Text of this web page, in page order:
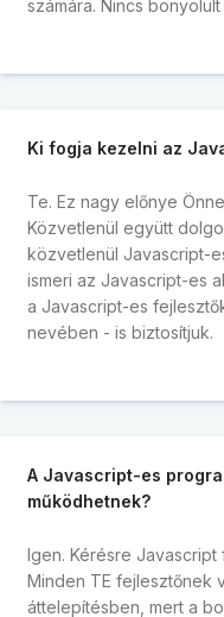
számára. Nincs
Ki fogja kezelni az
Te. Ez nagy előnye
Közvetlenül együtt
közvetlenül Javascript-
ismeri az Javascript-es
a Javascript-es
nevében - is biztosítjuk.
A Javascript-es
működhetnek?
Igen. Kérésre
Minden TE fejlesztőnek
áttelepítésben, mert a